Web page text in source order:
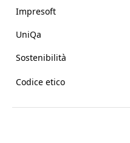
Impresoft
UniQa
Sostenibilità
Codice etico